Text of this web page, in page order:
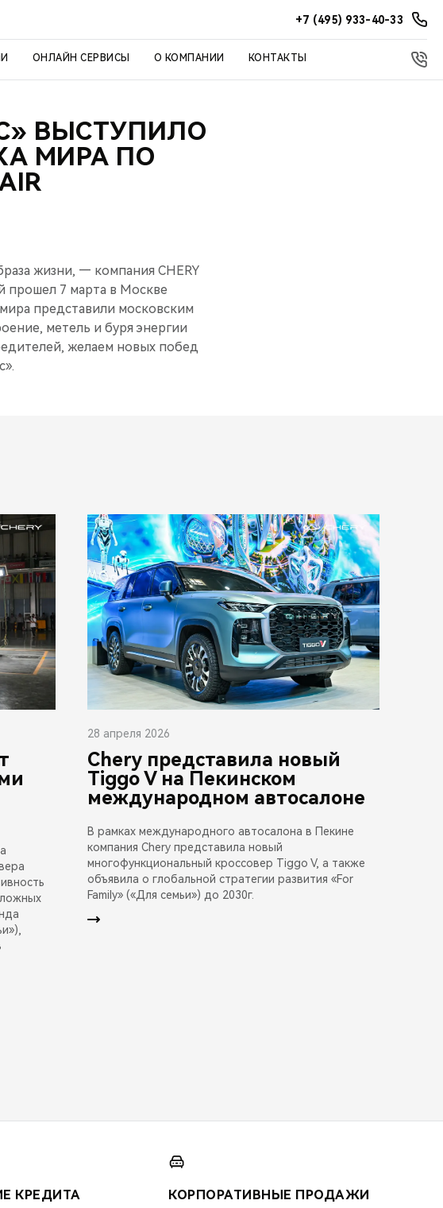
+7 (495) 933-40-33
ОНЛАЙН СЕРВИСЫ О КОМПАНИИ КОНТАКТЫ
ВЫСТУПИЛО
МИРА ПО
жизни, — компания CHERY
прошел 7 марта в Москве
представили московским
метель и буря энергии
желаем новых побед
28 апреля 2026
Chery представила новый
Tiggo V на Пекинском
международном автосалоне
В рамках международного автосалона в Пекине
компания Chery представила новый
многофункциональный кроссовер Tiggo V, а также
объявила о глобальной стратегии развития «For
Family» («Для семьи») до 2030г.
КРЕДИТА
КОРПОРАТИВНЫЕ ПРОДАЖИ